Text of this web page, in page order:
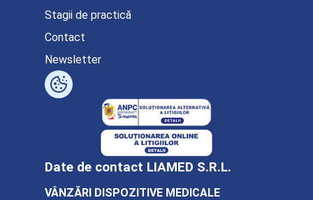
Date de contact LIAMED S.R.L.
VÂNZĂRI DISPOZITIVE MEDICALE
Stagii de practică
Contact
Newsletter